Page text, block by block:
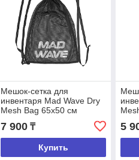
Мешок-сетка для
инвентаря Mad Wave Dry
Mesh Bag 65х50 см
7 900₸
Купить
5